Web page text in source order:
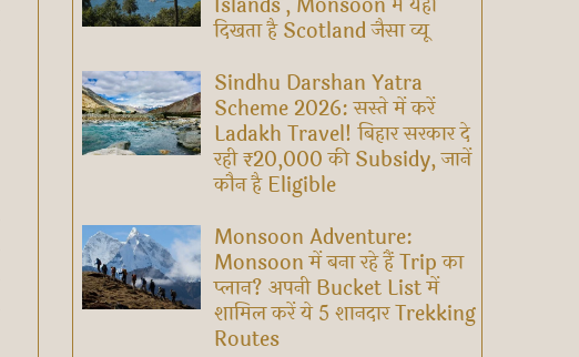
दिखता है Scotland जैसा व्यू
Sindhu Darshan Yatra
Scheme 2026: सस्ते में करें
Ladakh Travel! बिहार सरकार दे
रही ₹20,000 की Subsidy, जानें
कौन है Eligible
Monsoon Adventure:
Monsoon में बना रहे हैं Trip का
प्लान? अपनी Bucket List में
शामिल करें ये 5 शानदार Trekking
Routes